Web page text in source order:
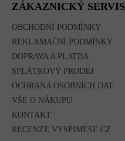
ZÁKAZNICKÝ SERVIS
OBCHODNÍ PODMÍNKY
REKLAMAČNÍ PODMÍNKY
DOPRAVA A PLATBA
SPLÁTKOVÝ PRODEJ
OCHRANA OSOBNÍCH DAT
VŠE O NÁKUPU
KONTAKT
RECENZE VYSPIMESE.CZ